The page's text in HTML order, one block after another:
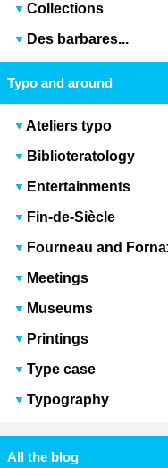
Collections
Des barbares...
Typo and around
Ateliers typo
Biblioteratology
Entertainments
Fin-de-Siècle
Fourneau and
Meetings
Museums
Printings
Type case
Typography
All the blog